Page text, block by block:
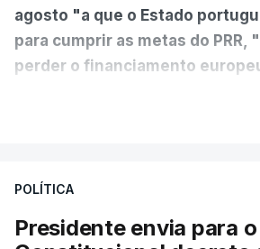
agosto "a que o Estado
para cumprir as metas do PRR,
perder o financiamento
sistema mais simples, mais justo
"Sempre que seja possível
POLÍTICA
Presidente envia para